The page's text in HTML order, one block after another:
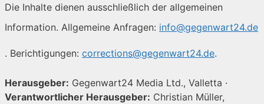
Die Inhalte dienen ausschließlich der allgemeinen
Information. Allgemeine Anfragen: info@gegenwart24.de
. Berichtigungen: corrections@gegenwart24.de.
Herausgeber: Gegenwart24 Media Ltd., Valletta ·
Verantwortlicher Herausgeber: Christian Müller,